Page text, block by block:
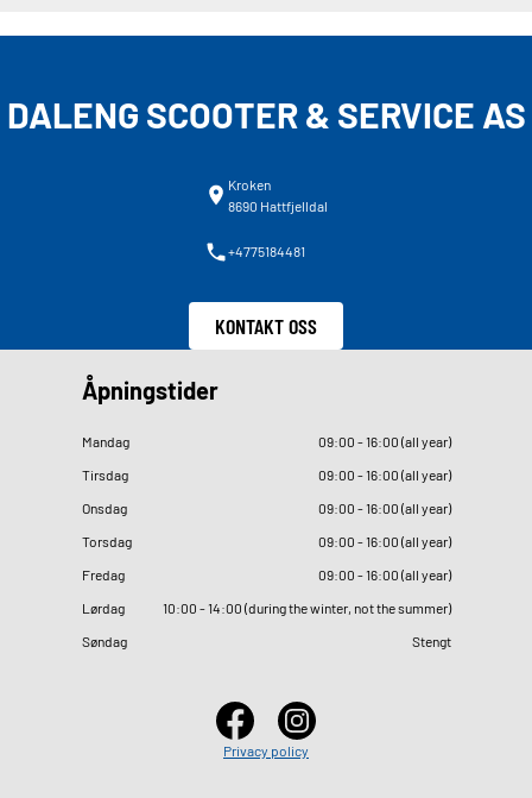
DALENG SCOOTER & SERVICE AS
Kroken
8690 Hattfjelldal
+4775184481
KONTAKT OSS
Åpningstider
Mandag 09:00 - 16:00 (all year)
Tirsdag
09:00 - 16:00 (all year)
Onsdag
09:00 - 16:00 (all year)
Torsdag
09:00 - 16:00 (all year)
Fredag
09:00 - 16:00 (all year)
Lørdag
10:00 - 14:00 (during the winter, not the summer)
Søndag
Stengt
Privacy policy